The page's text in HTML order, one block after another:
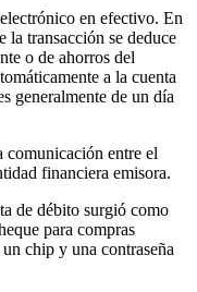
en efectivo. En
la transacción se deduce
o de ahorros del
a la cuenta
generalmente de un día
comunicación entre el
financiera emisora.
de débito surgió como
para compras
chip y una contraseña